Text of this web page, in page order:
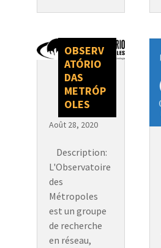
OBSERV
ATÓRIO
DAS
METRÓP
OLES
Août 28, 2020
Description:
L'Observatoire
des
Métropoles
est un groupe
de recherche
en réseau,